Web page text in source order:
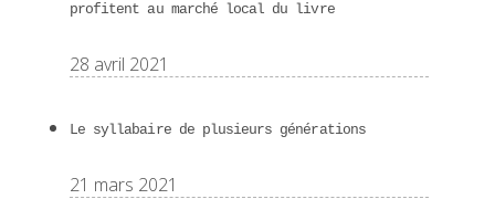
profitent au marché local du livre
28 avril 2021
Le syllabaire de plusieurs générations
21 mars 2021